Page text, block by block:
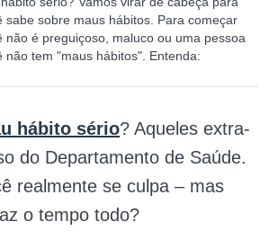
sabe sobre maus hábitos. Para começar
não é preguiçoso, maluco ou uma pessoa
não tem "maus hábitos". Entenda:
hábito sério? Aqueles extra-
do Departamento de Saúde.
realmente se culpa – mas
o tempo todo?